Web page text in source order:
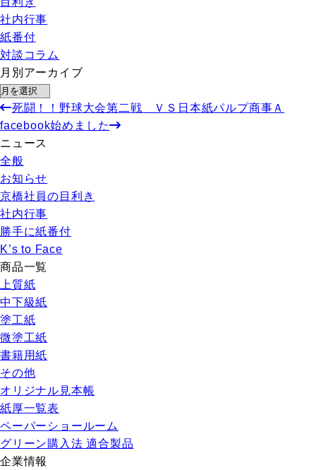
社内行事
紙番付
対談コラム
月別アーカイブ
死闘！！野球大会第二戦 ＶＳ日本紙パルプ商事Ａ
facebook始めました
ニュース
全般
お知らせ
京橋社員の目利き
社内行事
勝手に紙番付
K’s to Face
商品一覧
上質紙
中下級紙
塗工紙
微塗工紙
書籍用紙
その他
オリジナル見本帳
紙厚一覧表
ペーパーショールーム
グリーン購入法 適合製品
企業情報